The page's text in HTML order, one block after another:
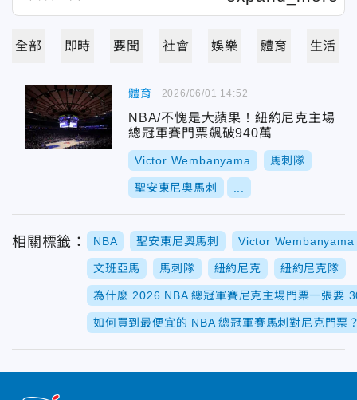
全部 即時 要聞 社會 娛樂 體育 生活
體育
NBA/不愧是大蘋果！紐約尼克主場
總冠軍賽門票飆破940萬
Victor Wembanyama 馬刺隊
聖安東尼奧馬刺
2026/06/01 14:52
相關標籤： NBA 聖安東尼奧馬刺 Victor Wembanyama
文班亞馬 馬刺隊 紐約尼克 紐約尼克隊
為什麼 2026 NBA 總冠軍賽尼克主場門票一張要
如何買到最便宜的 NBA 總冠軍賽馬刺對尼克門票